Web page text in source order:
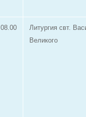
08.00
Литургия свт.
Великого